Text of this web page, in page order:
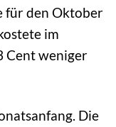
für den Oktober
im
Cent weniger
Die